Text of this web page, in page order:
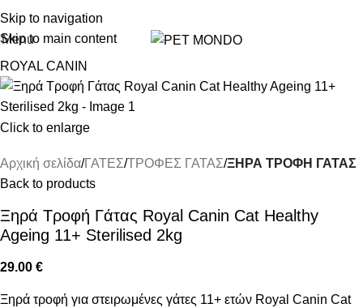
Skip to navigation
Skip to main content
ΔΩΡΕΑΝ DELIVERY ΣΤΗΝ ΠΟΛΗ ΤΗΣ ΘΕΣΣΑΛΟΝΙΚΗΣ
Menu
ROYAL CANIN
Click to enlarge
Αρχική σελίδα ΓΑΤΕΣ ΤΡΟΦΕΣ ΓΑΤΑΣ ΞΗΡΑ ΤΡΟΦΗ ΓΑΤΑΣ
Back to products
Ξηρά Τροφή Γάτας Royal Canin Cat Healthy
Ageing 11+ Sterilised 2kg
29.00 €
Ξηρά τροφή για στειρωμένες γάτες 11+ ετών Royal Canin Cat